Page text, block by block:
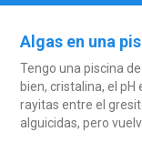
Algas en una
Tengo una piscina
bien, cristalina, el pH
rayitas entre el
alguicidas, pero